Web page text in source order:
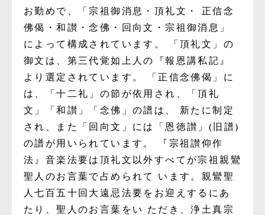
お勤め で 「 宗祖御消息 ・ 頂礼文 ・ 正信念
佛偈
・和讃 ・念佛 ・ 回向文 ・ 宗祖御消息 」
によって 構 成されています 。 「頂礼文 」 の
御文は
第三代覚如上人の 『報恩講私記 』
より選定されてい ます 。 「 正信念佛偈 」 に
は
「十二礼 」 の節が依用され 「頂礼
文 」 「和讃 」 「 念佛 」の譜 は
新たに制定
され
また 「 回向文 」 には 「 恩徳讃 」 ( 旧譜)
の譜が 用いられて います 。 『 宗祖讃仰作
法 』 音楽法要は頂礼文以外すべてが宗祖親鸞
聖 人のお言葉で占められて います 。 親鸞聖
人七百五十回大遠忌法要をお迎えするにあ
たり
、聖 人のお言葉を い ただき 、浄土真宗